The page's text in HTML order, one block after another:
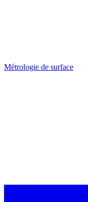
Métrologie de surface